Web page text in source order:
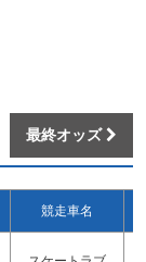
最終オッズ
競走車名